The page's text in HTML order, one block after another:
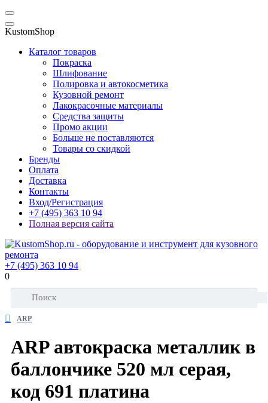
KustomShop
Каталог товаров
Покраска
Шлифование
Полировка и автокосметика
Кузовной ремонт
Лакокрасочные материалы
Средства защиты
Промо акции
Больше не поставляются
Товары со скидкой
Бренды
Оплата
Доставка
Контакты
Вход/Регистрация
+7 (495) 363 10 94
Полная версия сайта
+7 (495) 363 10 94
0
ARP
ARP автокраска металлик в
баллончике 520 мл серая,
код 691 платина